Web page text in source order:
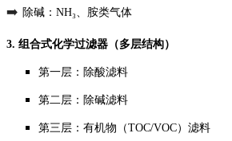
➡️ 除碱：NH₃、胺类气体
3. 组合式化学过滤器（多层结构）
第一层：除酸滤料
第二层：除碱滤料
第三层：有机物（TOC/VOC）滤料